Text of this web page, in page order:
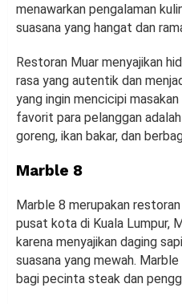
menawarkan pengalaman
suasana yang hangat dan
Restoran Muar menyajikan
rasa yang autentik dan
yang ingin mencicipi
favorit para pelanggan
goreng, ikan bakar, dan
Marble 8
Marble 8 merupakan
pusat kota di Kuala Lumpur,
karena menyajikan daging
suasana yang mewah.
bagi pecinta steak dan